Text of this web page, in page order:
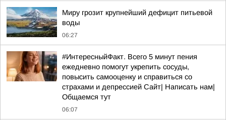
Миру грозит крупнейший дефицит питьевой
воды
06:27
#ИнтересныйФакт. Всего 5 минут пения
ежедневно помогут укрепить сосуды,
повысить самооценку и справиться со
страхами и депрессией Сайт| Написать нам|
Общаемся тут
06:07